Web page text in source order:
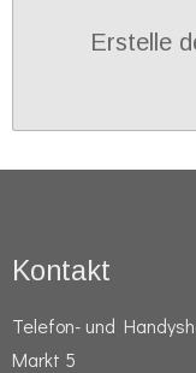
Erstelle
Kontakt
Telefon- und
Markt 5